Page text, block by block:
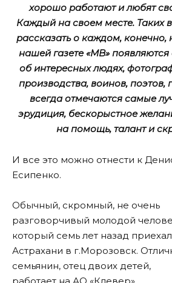
хорошо работают и любят
Каждый на своем месте. Таких
рассказать о каждом,
нашей газете «МВ» появляются
об интересных людях,
производства, воинов, поэтов,
всегда отмечаются самые
эрудиция, бескорыстное
на помощь, талант и
И все это можно отнести к
Есипенко.
Обычный, скромный, не очень
разговорчивый молодой
который семь лет назад
Астрахани в г.Морозовск.
семьянин, отец двоих детей,